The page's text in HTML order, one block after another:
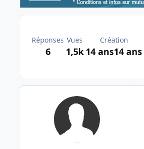
Réponses
6
Vues
1,5k
Création
14 ans14 ans